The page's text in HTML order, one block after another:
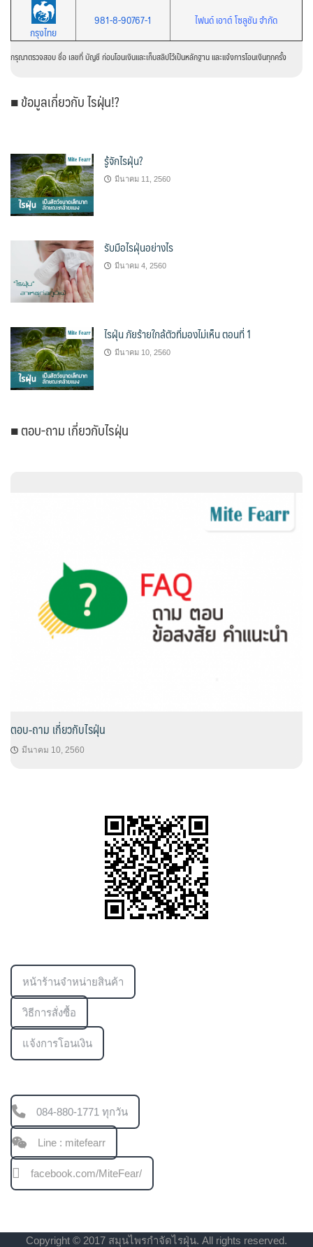
กรุงไทย
981-8-90767-1 ไฟนด์ เอาต์ โซลูชัน จำกัด
กรุณาตรวจสอบ ชื่อ เลขที่ บัญชี ก่อนโอนเงินและเก็บสลิปไว้เป็นหลักฐาน และแจ้งการโอนเงินทุกครั้ง
■ ข้อมูลเกี่ยวกับ ไรฝุ่น!?
รู้จักไรฝุ่น?
มีนาคม 11, 2560
รับมือไรฝุ่นอย่างไร
มีนาคม 4, 2560
ไรฝุ่น ภัยร้ายใกล้ตัวที่มองไม่เห็น ตอนที่ 1
มีนาคม 10, 2560
■ ตอบ-ถาม เกี่ยวกับไรฝุ่น
ตอบ-ถาม เกี่ยวกับไรฝุ่น
มีนาคม 10, 2560
หน้าร้านจำหน่ายสินค้า
วิธีการสั่งซื้อ
แจ้งการโอนเงิน
084-880-1771 ทุกวัน
Line : mitefearr
facebook.com/MiteFear/
Copyright © 2017 สมุนไพรกำจัดไรฝุ่น. All rights reserved.